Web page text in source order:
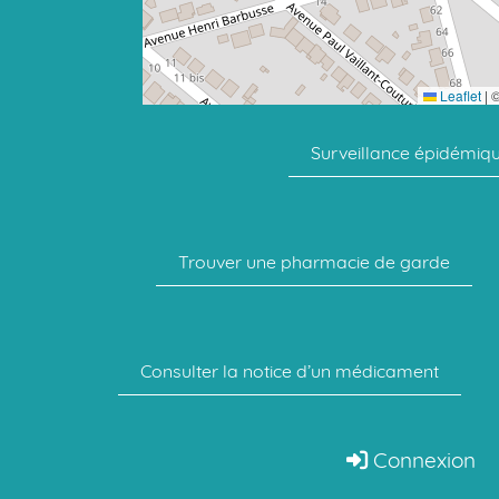
Leaflet |
Surveillance
Trouver une pharmacie de garde
Consulter la notice d’un médicament
Connexion